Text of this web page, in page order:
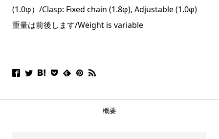
(1.0φ）/Clasp: Fixed chain (1.8φ), Adjustable (1.0φ)
重量は前後します/Weight is variable
概要